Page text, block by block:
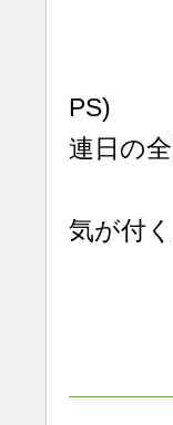
PS)
連日の
気が付